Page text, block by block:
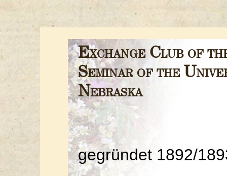
Exchange Club of
Seminar of the
Nebraska
gegründet 1892/